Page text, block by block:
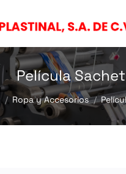
Película Sachet
aquí:
Ropa y Accesorios